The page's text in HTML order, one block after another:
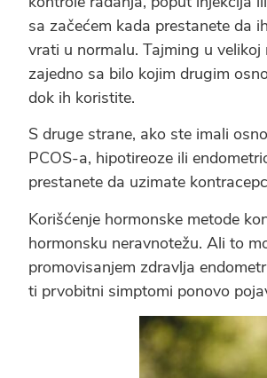
sa začećem kada prestanete da
vrati u normalu. Tajming u
zajedno sa bilo kojim drugim
dok ih koristite.
S druge strane, ako ste imali
PCOS-a, hipotireoze ili
prestanete da uzimate
Korišćenje hormonske metode
hormonsku neravnotežu. Ali to
promovisanjem zdravlja
ti prvobitni simptomi ponovo